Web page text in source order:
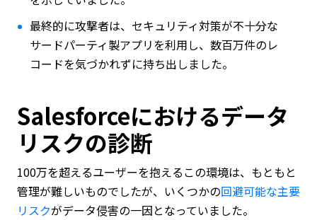
最終的に攻撃者は、セキュリティ対策が不十分な
サードパーティ製アプリを利用し、数百万件のレ
コードを気づかれずに持ち出しました。
Salesforceにおけるデータ
リスクの診断
100万を超えるユーザーを抱えるこの環境は、もともと
管理が難しいものでしたが、いくつかの回避可能な主要
リスクがデータ侵害の一因となっていました。